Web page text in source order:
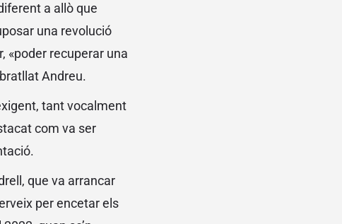
a allò que
una revolució
«poder recuperar una
Andreu.
tant vocalment
com va ser
que va arrancar
per encetar els